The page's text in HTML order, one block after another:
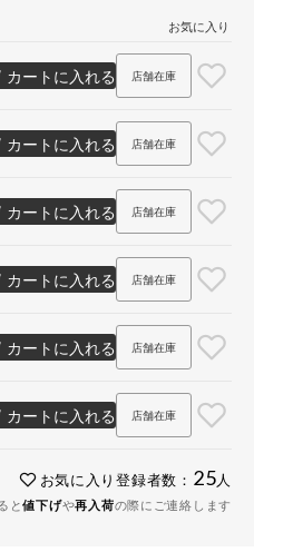
お気に入り
カートに入れる 店舗在庫
カートに入れる 店舗在庫
カートに入れる 店舗在庫
カートに入れる 店舗在庫
カートに入れる 店舗在庫
カートに入れる 店舗在庫
お気に入り登録者数： 25 人
と値下げや再入荷の際にご連絡します